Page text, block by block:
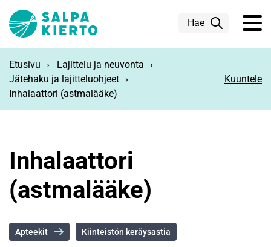
Hae
Etusivu
Lajittelu ja neuvonta
Jätehaku ja lajitteluohjeet
Inhalaattori (astmalääke)
Kuuntele
Inhalaattori
(astmalääke)
Apteekit Kiinteistön keräysastia